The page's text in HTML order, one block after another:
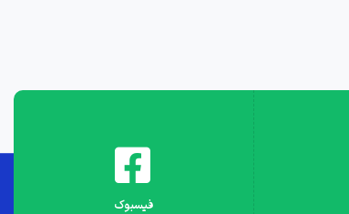
فیسبوک